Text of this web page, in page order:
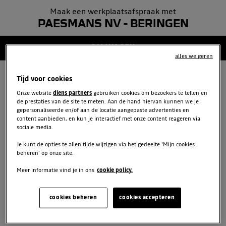
Maak een werkplaatsafspraak met
PAESMANS NV - BERINGEN
2/6 WAGEN
GEGEVENS
6 BEVESTIGING
VOER DE GEGEVENS VAN
JOUW WAGEN IN
Nummerplaat *
Tijd voor cookies
Onze websitediens partners gebruiken cookies om bezoekers te tellen en
de prestaties van de site te meten. Aan de hand hiervan kunnen we je
gepersonaliseerde en/of aan de locatie aangepaste advertenties en
content aanbieden, en kun je interactief met onze content reageren via
sociale media.
Je kunt de opties te allen tijde wijzigen via het gedeelte 'Mijn cookies
beheren' op onze site.
Meer informatie vind je in ons cookie policy.
cookies accepteren
cookies beheren
alles weigeren